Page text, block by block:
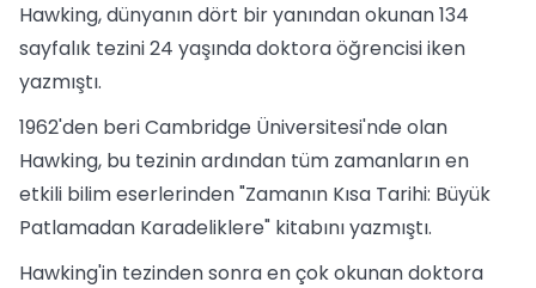
Hawking, dünyanın dört bir yanından okunan 134
sayfalık tezini 24 yaşında doktora öğrencisi iken
yazmıştı.
1962'den beri Cambridge Üniversitesi'nde olan
Hawking, bu tezinin ardından tüm zamanların en
etkili bilim eserlerinden "Zamanın Kısa Tarihi: Büyük
Patlamadan Karadeliklere" kitabını yazmıştı.
Hawking'in tezinden sonra en çok okunan doktora